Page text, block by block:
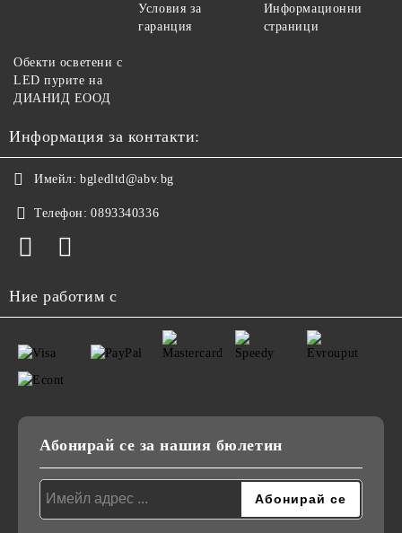
Условия за
гаранция
Информационни
страници
Обекти осветени с
LED пурите на
ДИАНИД ЕООД
Информация за контакти:
Имейл: bgledltd@abv.bg
Телефон: 0893340336
Ние работим с
Абонирай се за нашия бюлетин